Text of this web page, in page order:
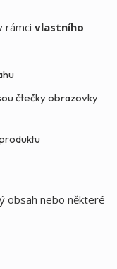
rámci vlastního
čtečky obrazovky
obsah nebo některé